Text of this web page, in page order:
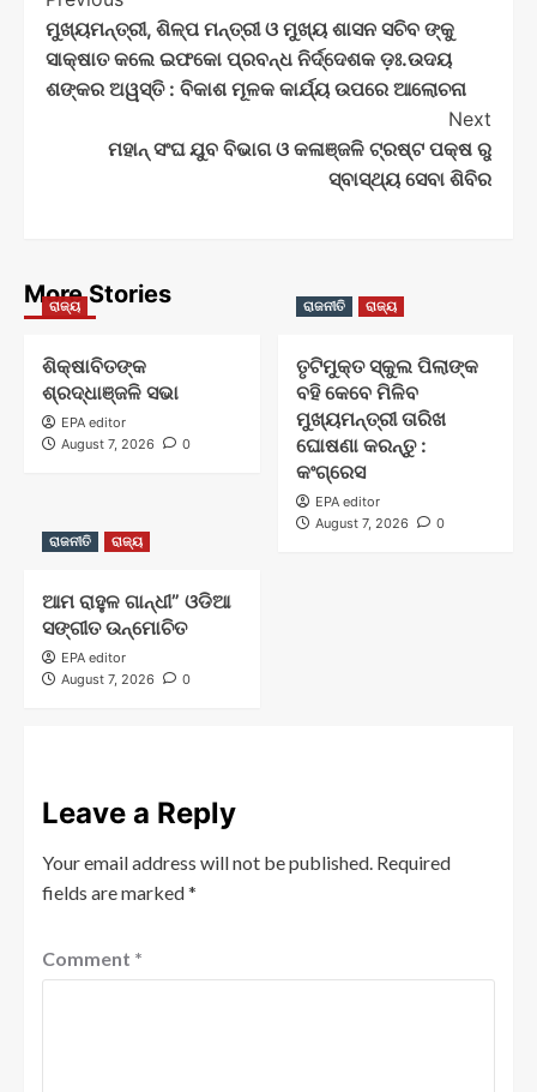
Navigation
ମୁଖ୍ୟମନ୍ତ୍ରୀ, ଶିଳ୍ପ ମନ୍ତ୍ରୀ ଓ ମୁଖ୍ୟ ଶାସନ ସଚିବ ଙ୍କୁ
ସାକ୍ଷାତ କଲେ ଇଫକୋ ପ୍ରବନ୍ଧ ନିର୍ଦ୍ଦେଶକ ଡ଼ଃ.ଉଦୟ
ଶଙ୍କର ଅୱସ୍ତି : ବିକାଶ ମୂଳକ କାର୍ଯ୍ୟ ଉପରେ ଆଲୋଚନା
Next
ମହାନ୍ ସଂଘ ଯୁବ ବିଭାଗ ଓ କଳାଞ୍ଜଳି ଟ୍ରଷ୍ଟ ପକ୍ଷ ରୁ
ସ୍ବାସ୍ଥ୍ୟ ସେବା ଶିବିର
More Stories
ରାଜ୍ୟ
ଶିକ୍ଷାବିତଙ୍କ
ଶ୍ରଦ୍ଧାଞ୍ଜଳି ସଭା
EPA editor
August 7, 2026
0
ରାଜନୀତି ରାଜ୍ୟ
ତୃଟିମୁକ୍ତ ସ୍କୁଲ ପିଲାଙ୍କ
ବହି କେବେ ମିଳିବ
ମୁଖ୍ୟମନ୍ତ୍ରୀ ତାରିଖ
ଘୋଷଣା କରନ୍ତୁ :
କଂଗ୍ରେସ
EPA editor
August 7, 2026
0
ରାଜନୀତି
ରାଜ୍ୟ
ଆମ ରାହୁଳ ଗାନ୍ଧୀ” ଓଡିଆ
ସଙ୍ଗୀତ ଉନ୍ମୋଚିତ
EPA editor
August 7, 2026
0
Leave a Reply
Your email address will not be published. Required
fields are marked*
Comment *